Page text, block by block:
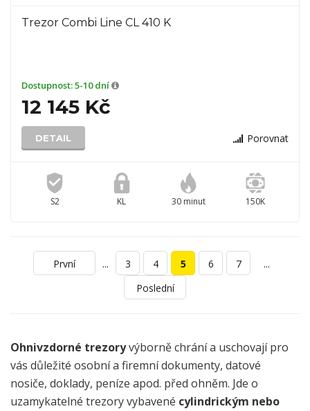
Trezor Combi Line CL 410 K
Dostupnost:5-10 dní
12 145 Kč
DETAIL Porovnat
S2 KL 30 minut 150K
První ... 3 4 5 6 7 ...
Poslední
Ohnivzdorné trezoryvýborně chrání a uschovají pro
vás důležité osobní a firemní dokumenty, datové
nosiče, doklady, peníze apod. před ohněm. Jde o
uzamykatelné trezory vybavené cylindrickým nebo